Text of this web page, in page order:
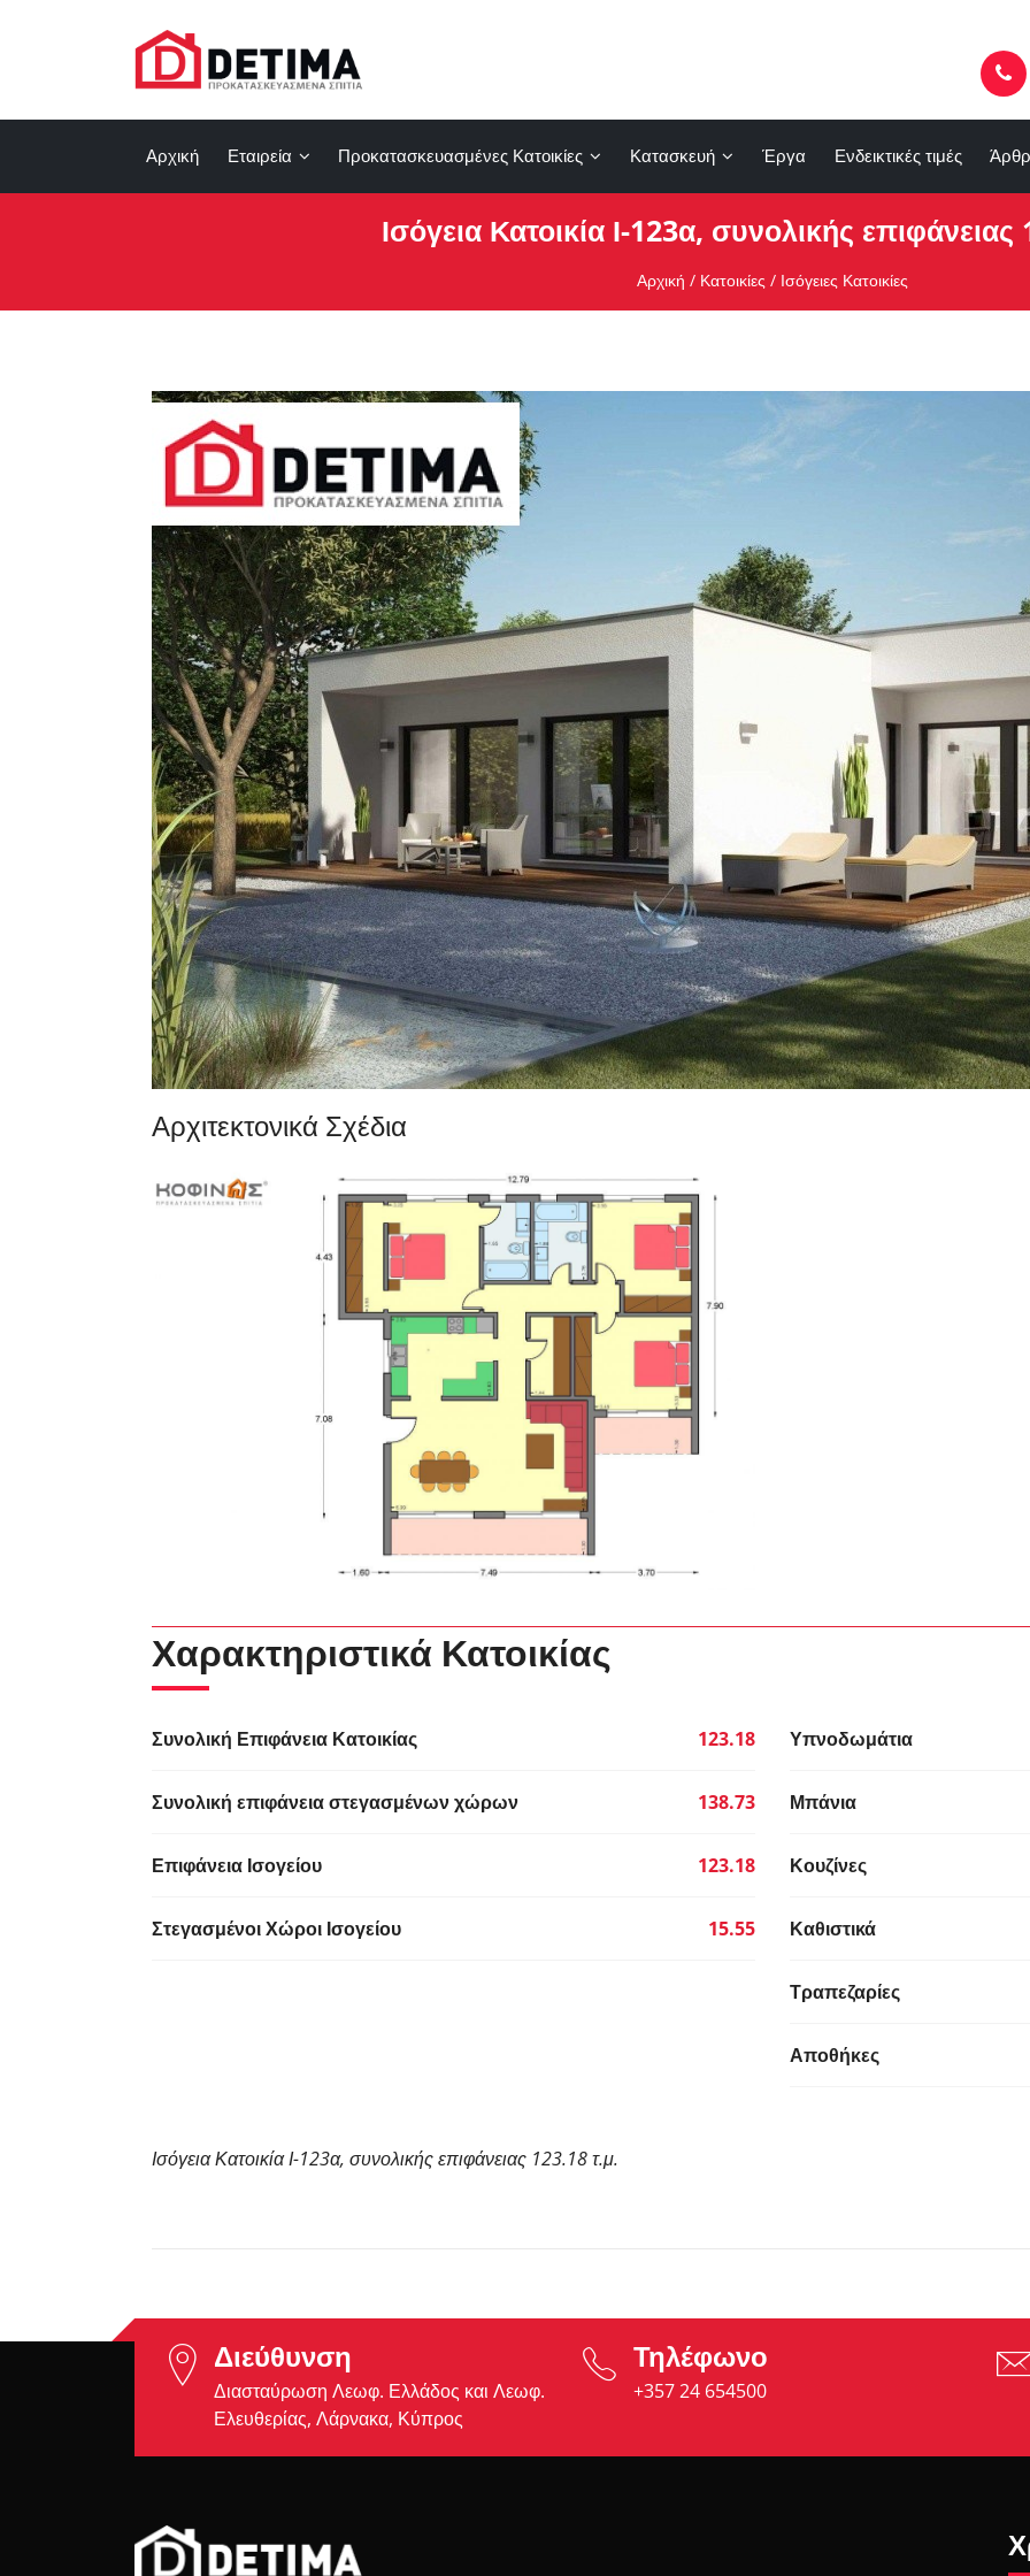
Αρχική Εταιρεία Προκατασκευασμένες Κατοικίες Κατασκευή Έργα Ενδεικτικές τιμές
Ισόγεια Κατοικία Ι-123α, συνολικής επιφάνειας
Αρχική / Κατοικίες / Ισόγειες Κατοικίες
Αρχιτεκτονικά Σχέδια
Χαρακτηριστικά Κατοικίας
Συνολική Επιφάνεια Κατοικίας 123.18
Συνολική επιφάνεια στεγασμένων χώρων 138.73
Επιφάνεια Ισογείου 123.18
Στεγασμένοι Χώροι Ισογείου 15.55
Υπνοδωμάτια
Μπάνια
Κουζίνες
Καθιστικά
Τραπεζαρίες
Αποθήκες
Ισόγεια Κατοικία Ι-123α, συνολικής επιφάνειας 123.18 τ.μ.
Διεύθυνση
Διασταύρωση Λεωφ. Ελλάδος και Λεωφ.
Ελευθερίας, Λάρνακα, Κύπρος
Τηλέφωνο
+357 24 654500